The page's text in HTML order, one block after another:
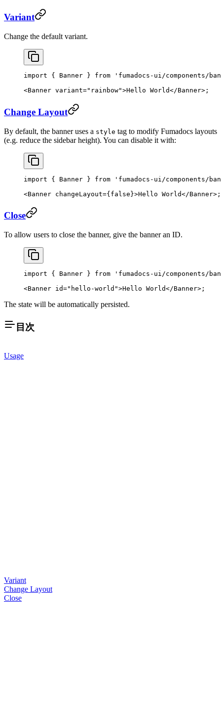
Variant
Change the default variant.
import { Banner } from 'fumadocs-ui/components/
<Banner variant="rainbow">Hello World</Banner>;
Change Layout
By default, the banner uses a style tag to modify Fumadocs layouts
(e.g. reduce the sidebar height). You can disable it with:
import { Banner } from 'fumadocs-ui/components/
<Banner changeLayout={false}>Hello World</Banner>;
Close
To allow users to close the banner, give the banner an ID.
import { Banner } from 'fumadocs-ui/components/
<Banner id="hello-world">Hello World</Banner>;
The state will be automatically persisted.
目次
Usage
Variant
Change Layout
Close